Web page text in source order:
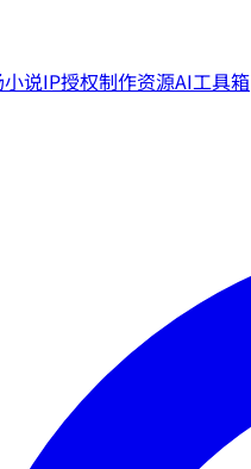
小说IP授权制作资源AI工具箱